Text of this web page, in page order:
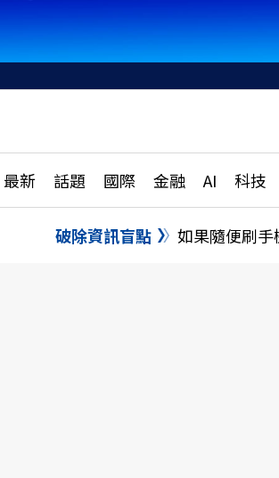
最新 話題 國際 金融 AI 科技
動
話題
國際
破除資訊盲點 如果隨便刷手